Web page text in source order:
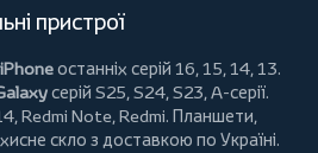
пристрої
останніх серій 16, 15, 14, 13.
серій S25, S24, S23, A-серії.
Redmi Note, Redmi. Планшети,
скло з доставкою по Україні.